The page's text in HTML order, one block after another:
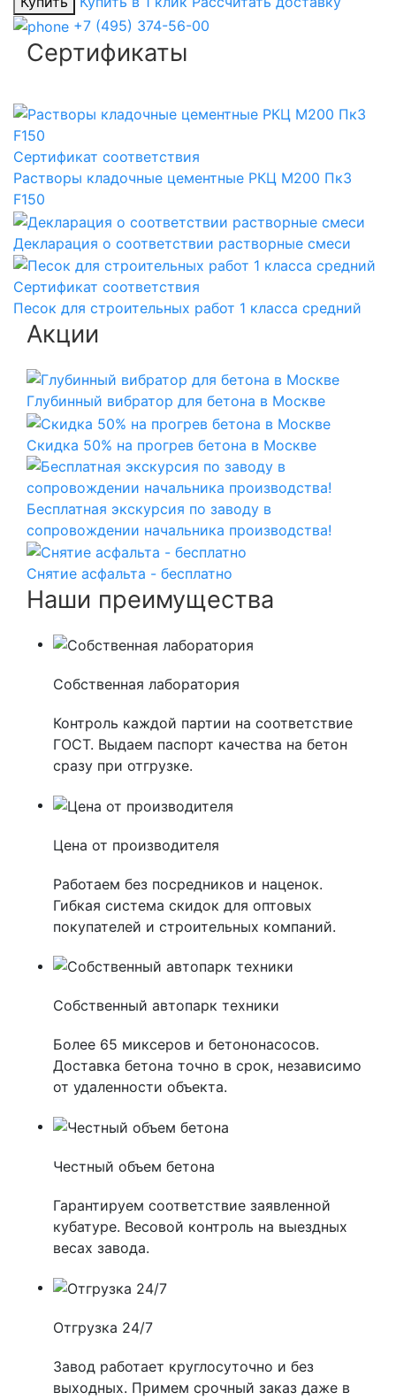
+7 (495) 374-56-00
Сертификаты
Сертификат соответствия
Растворы кладочные цементные РКЦ М200 Пк3
F150
Декларация о соответствии растворные смеси
Сертификат соответствия
Песок для строительных работ 1 класса средний
Акции
Глубинный вибратор для бетона в Москве
Скидка 50% на прогрев бетона в Москве
Бесплатная экскурсия по заводу в
сопровождении начальника производства!
Снятие асфальта - бесплатно
Наши преимущества
Собственная лаборатория
Контроль каждой партии на соответствие
ГОСТ. Выдаем паспорт качества на бетон
сразу при отгрузке.
Цена от производителя
Работаем без посредников и наценок.
Гибкая система скидок для оптовых
покупателей и строительных компаний.
Собственный автопарк техники
Более 65 миксеров и бетононасосов.
Доставка бетона точно в срок, независимо
от удаленности объекта.
Честный объем бетона
Гарантируем соответствие заявленной
кубатуре. Весовой контроль на выездных
весах завода.
Отгрузка 24/7
Завод работает круглосуточно и без
выходных. Примем срочный заказ даже в